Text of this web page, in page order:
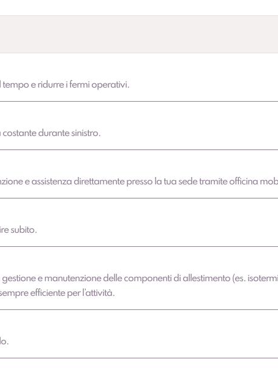
tempo e ridurre i fermi operativi.
durante sinistro.
e assistenza direttamente presso la tua sede tramite officina
subito.
e manutenzione delle componenti di allestimento (es.
efficiente per l’attività.